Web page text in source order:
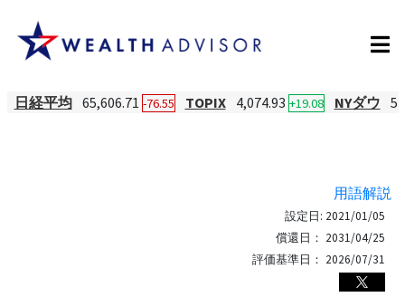
日経平均 65,606.71 -76.55 TOPIX 4,074.93 +19.08 NYダウ
用語解説
設定日: 2021/01/05
償還日： 2031/04/25
評価基準日： 2026/07/31